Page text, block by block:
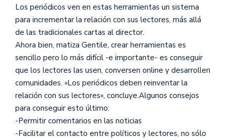
Los periódicos ven en estas herramientas un sistema
para incrementar la relación con sus lectores, más allá
de las tradicionales cartas al director.
Ahora bien, matiza Gentile, crear herramientas es
sencillo pero lo más difícil -e importante- es conseguir
que los lectores las usen, conversen online y desarrollen
comunidades. «Los periódicos deben reinventar la
relación con sus lectores», concluye.Algunos consejos
para conseguir esto último:
-Permitir comentarios en las noticias
-Facilitar el contacto entre políticos y lectores, no sólo